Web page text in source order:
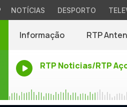
NOTÍCIAS DESPORTO
Informação RTP
RTP Noticias/RTP